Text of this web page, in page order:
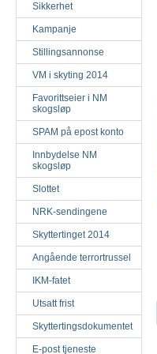
Sikkerhet
Kampanje
Stillingsannonse
VM i skyting 2014
Favorittseier i NM
skogsløp
SPAM på epost konto
Innbydelse NM
skogsløp
Slottet
NRK-sendingene
Skyttertinget 2014
Angående terrortrussel
IKM-fatet
Utsatt frist
Skyttertingsdokumentet
E-post tjeneste